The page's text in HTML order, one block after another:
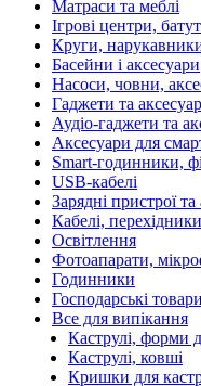
Матраси та меблі
Ігрові центри,
Круги,
Басейни і аксесуари
Насоси, човни,
Гаджети та
Аудіо-гаджети та
Аксесуари для
Smart-годинники,
USB-кабелі
Зарядні пристрої та
Кабелі,
Освітлення
Фотоапарати,
Годинники
Господарські товари
Все для випікання
Каструлі, форми
Каструлі, ковші
Кришки для